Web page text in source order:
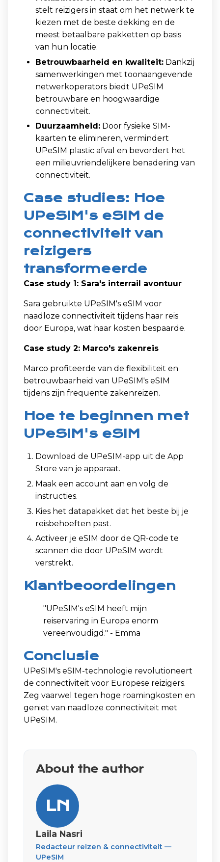
stelt reizigers in staat om het netwerk te
kiezen met de beste dekking en de
meest betaalbare pakketten op basis
van hun locatie.
Betrouwbaarheid en kwaliteit: Dankzij
samenwerkingen met toonaangevende
netwerkoperators biedt UPeSIM
betrouwbare en hoogwaardige
connectiviteit.
Duurzaamheid: Door fysieke SIM-
kaarten te elimineren, vermindert
UPeSIM plastic afval en bevordert het
een milieuvriendelijkere benadering van
connectiviteit.
Case studies: Hoe
UPeSIM's eSIM de
connectiviteit van
reizigers
transformeerde
Case study 1: Sara's interrail avontuur
Sara gebruikte UPeSIM's eSIM voor
naadloze connectiviteit tijdens haar reis
door Europa, wat haar kosten bespaarde.
Case study 2: Marco's zakenreis
Marco profiteerde van de flexibiliteit en
betrouwbaarheid van UPeSIM's eSIM
tijdens zijn frequente zakenreizen.
Hoe te beginnen met
UPeSIM's eSIM
Download de UPeSIM-app uit de App
Store van je apparaat.
Maak een account aan en volg de
instructies.
Kies het datapakket dat het beste bij je
reisbehoeften past.
Activeer je eSIM door de QR-code te
scannen die door UPeSIM wordt
verstrekt.
Klantbeoordelingen
"UPeSIM's eSIM heeft mijn
reiservaring in Europa enorm
vereenvoudigd." - Emma
Conclusie
UPeSIM's eSIM-technologie revolutioneert
de connectiviteit voor Europese reizigers.
Zeg vaarwel tegen hoge roamingkosten en
geniet van naadloze connectiviteit met
UPeSIM.
About the author
LN
Laila Nasri
Redacteur reizen & connectiviteit —
UPeSIM